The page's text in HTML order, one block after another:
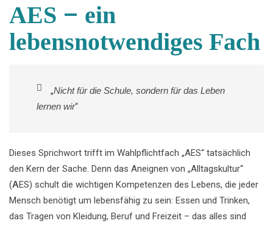
AES – ein
lebensnotwendiges Fach
„Nicht für die Schule, sondern für das Leben
lernen wir“
Dieses Sprichwort trifft im Wahlpflichtfach „AES“ tatsächlich
den Kern der Sache. Denn das Aneignen von „Alltagskultur“
(AES) schult die wichtigen Kompetenzen des Lebens, die jeder
Mensch benötigt um lebensfähig zu sein: Essen und Trinken,
das Tragen von Kleidung, Beruf und Freizeit – das alles sind